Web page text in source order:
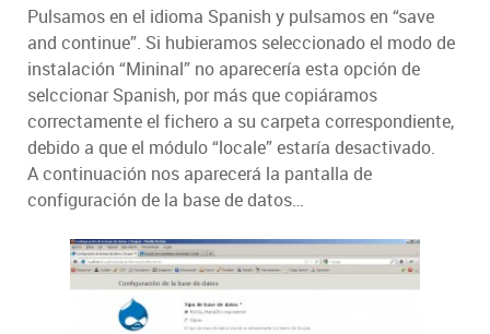
Pulsamos en el idioma Spanish y pulsamos en “save
and continue”. Si hubieramos seleccionado el modo de
instalación “Mininal” no aparecería esta opción de
selccionar Spanish, por más que copiáramos
correctamente el fichero a su carpeta correspondiente,
debido a que el módulo “locale” estaría desactivado.
A continuación nos aparecerá la pantalla de
configuración de la base de datos…